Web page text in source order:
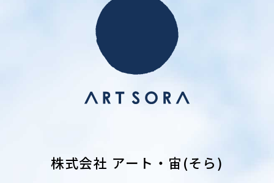
株式会社 アート・宙(そら)